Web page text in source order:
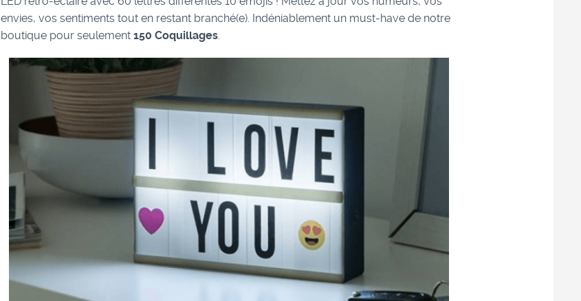
envies, vos sentiments tout en restant branché(e). Indéniablement un must-have de notre
boutique pour seulement 150 Coquillages.